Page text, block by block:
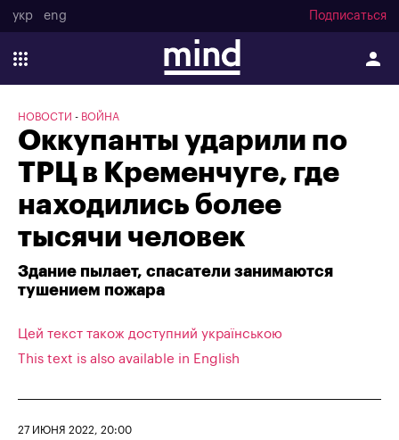
укр eng Подписаться
НОВОСТИ ВОЙНА
Оккупанты ударили по
ТРЦ в Кременчуге, где
находились более
тысячи человек
Здание пылает, спасатели занимаются
тушением пожара
Цей текст також доступний українською
This text is also available in English
27 ИЮНЯ 2022, 20:00